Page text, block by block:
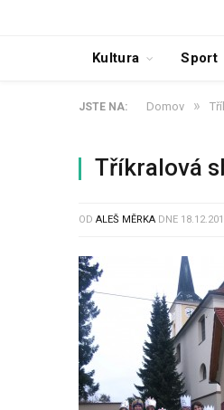
Kultura Sport
JSTE NA: Domov »
Tříkralová
OD ALEŠ MĚRKA DNE